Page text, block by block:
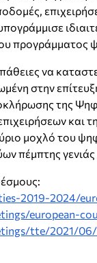
προγράμματος
να
στην
της
μοχλό του
πέμπτης
2019-2024/
european-
tte/2021/